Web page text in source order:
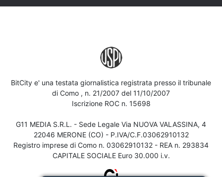
BitCity e' una testata giornalistica registrata presso il tribunale
di Como , n. 21/2007 del 11/10/2007
Iscrizione ROC n. 15698
G11 MEDIA S.R.L. - Sede Legale Via NUOVA VALASSINA, 4
22046 MERONE (CO) - P.IVA/C.F.03062910132
Registro imprese di Como n. 03062910132 - REA n. 293834
CAPITALE SOCIALE Euro 30.000 i.v.